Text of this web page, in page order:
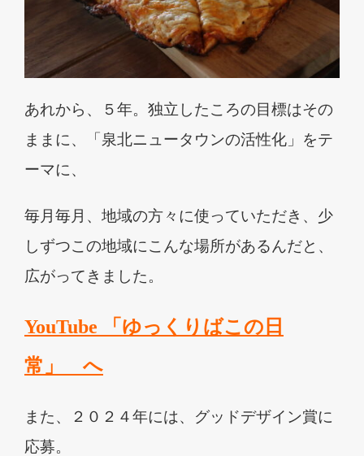
あれから、５年。独立したころの目標はその
ままに、「泉北ニュータウンの活性化」をテ
ーマに、
毎月毎月、地域の方々に使っていただき、少
しずつこの地域にこんな場所があるんだと、
広がってきました。
YouTube
「ゆっくりばこの日
常」 へ
また、２０２４年には、グッドデザイン賞に
応募。